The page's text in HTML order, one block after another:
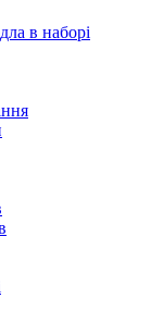
в наборі